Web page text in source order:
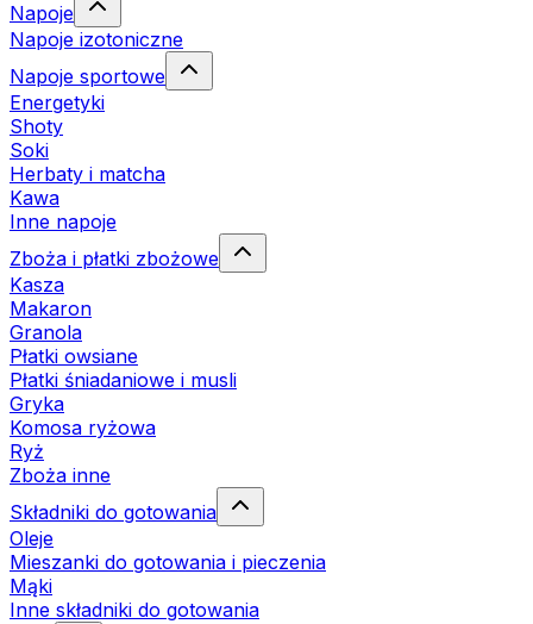
Napoje
Napoje izotoniczne
Napoje sportowe
Energetyki
Shoty
Soki
Herbaty i matcha
Kawa
Inne napoje
Zboża i płatki zbożowe
Kasza
Makaron
Granola
Płatki owsiane
Płatki śniadaniowe i musli
Gryka
Komosa ryżowa
Ryż
Zboża inne
Składniki do gotowania
Oleje
Mieszanki do gotowania i pieczenia
Mąki
Inne składniki do gotowania